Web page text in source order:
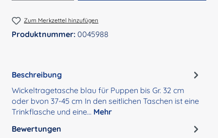
Zum Merkzettel hinzufügen
Produktnummer: 0045988
Beschreibung
Wickeltragetasche blau für Puppen bis Gr. 32 cm
oder bvon 37-45 cm In den seitlichen Taschen ist eine
Trinkflasche und eine… Mehr
Bewertungen